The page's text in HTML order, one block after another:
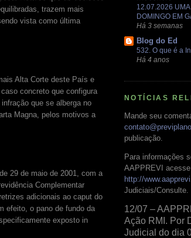
trazem mais
vista como última
Alta Corte deste País e
concreto que configura
que se alberga no
Magna, pelos motivos a
29 de maio de 2001, com a
Complementar
adicionais ao caput do
efeito, o pano de fundo da
exposto in
12.07.2026
DOMINGO EM
Há 3 semanas
Blog do Ed
532. O que é a
Há 4 anos
NOTÍCIAS
Mande seu
publicação.
Para informações
AAPPREVI
http://
Judiciais/Consulte.
12/07 –
Ação RMI. Por
Judicial do dia